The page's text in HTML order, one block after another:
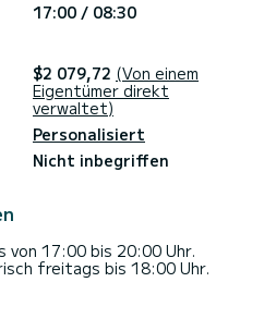
Plancha, Badeplattform.
die Plattform ein Angebot
unseren besten Angeboten
17:00 / 08:30
$2 079,72 (Von einem
Eigentümer direkt
verwaltet)
Personalisiert
Nicht inbegriffen
von 17:00 bis 20:00 Uhr.
freitags bis 18:00 Uhr.